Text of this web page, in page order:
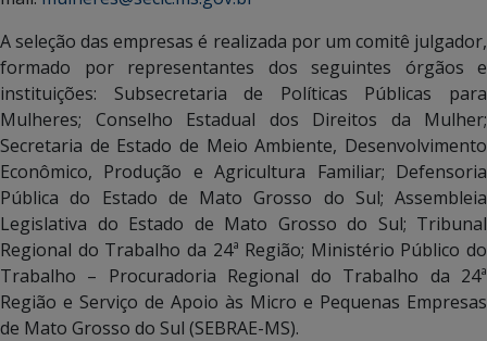
A seleção das empresas é realizada por um comitê julgador,
formado por representantes dos seguintes órgãos e
instituições: Subsecretaria de Políticas Públicas para
Mulheres; Conselho Estadual dos Direitos da Mulher;
Secretaria de Estado de Meio Ambiente, Desenvolvimento
Econômico, Produção e Agricultura Familiar; Defensoria
Pública do Estado de Mato Grosso do Sul; Assembleia
Legislativa do Estado de Mato Grosso do Sul; Tribunal
Regional do Trabalho da 24ª Região; Ministério Público do
Trabalho – Procuradoria Regional do Trabalho da 24ª
Região e Serviço de Apoio às Micro e Pequenas Empresas
de Mato Grosso do Sul (SEBRAE-MS).